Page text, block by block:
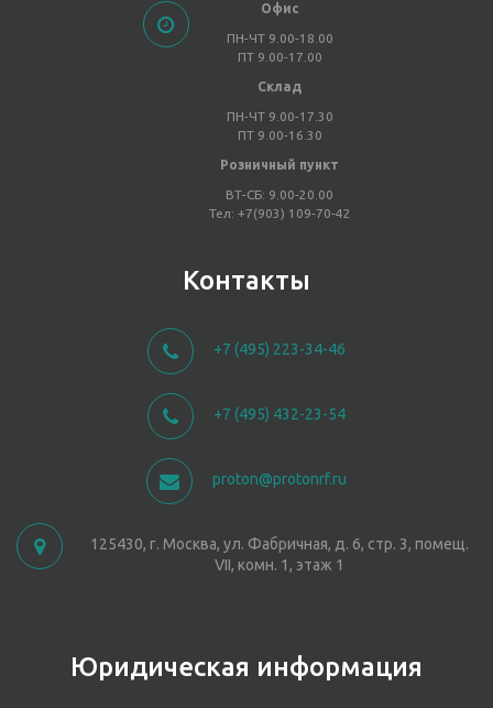
Офис
ПН-ЧТ 9.00-18.00
ПТ 9.00-17.00
Склад
ПН-ЧТ 9.00-17.30
ПТ 9.00-16.30
Розничный пункт
ВТ-СБ: 9.00-20.00
Тел: +7(903) 109-70-42
Контакты
+7 (495) 223-34-46
+7 (495) 432-23-54
proton@protonrf.ru
125430, г. Москва, ул. Фабричная, д. 6, стр. 3, помещ.
VII, комн. 1, этаж 1
Юридическая информация